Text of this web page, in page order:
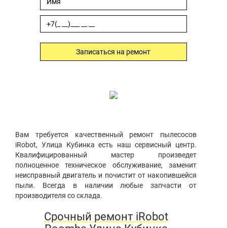
Записаться на ремонт
Вам требуется качественный ремонт пылесосов
iRobot, Улица Кубинка есть наш сервисный центр.
Квалифицированный мастер произведет
полноценное техническое обслуживание, заменит
неисправный двигатель и почистит от накопившейся
пыли. Всегда в наличии любые запчасти от
производителя со склада.
Срочный ремонт iRobot